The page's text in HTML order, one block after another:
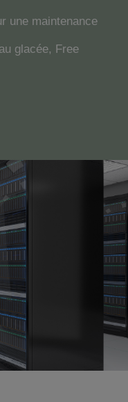
une maintenance
glacée, Free